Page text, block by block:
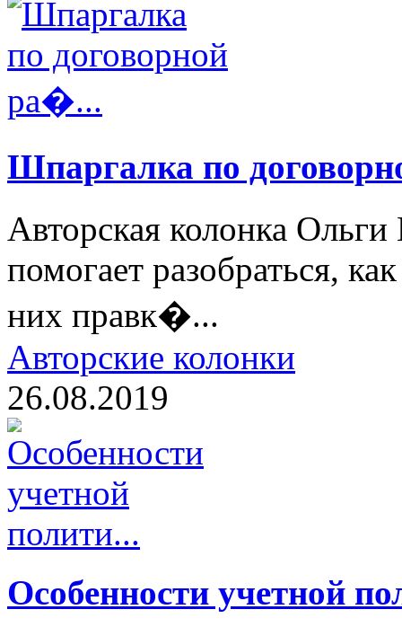
Шпаргалка по
Авторcкая колонка
помогает разобраться,
них правк�...
Авторские колонки
26.08.2019
Особенности учетной